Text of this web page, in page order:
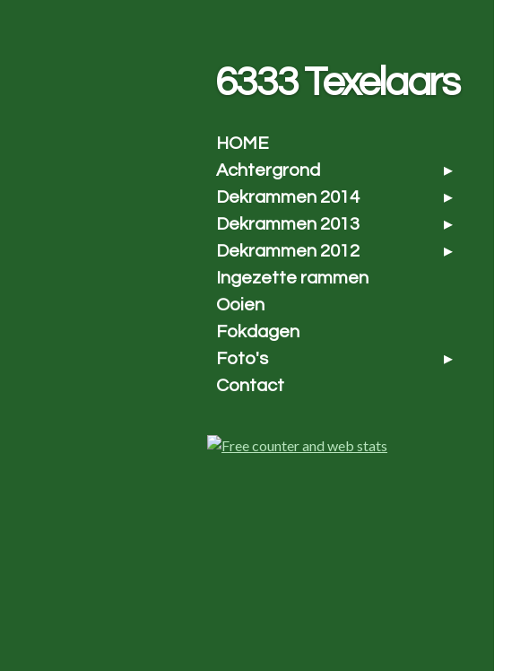
6333 Texelaars
HOME
Achtergrond
Dekrammen 2014
Dekrammen 2013
Dekrammen 2012
Ingezette rammen
Ooien
Fokdagen
Foto's
Contact